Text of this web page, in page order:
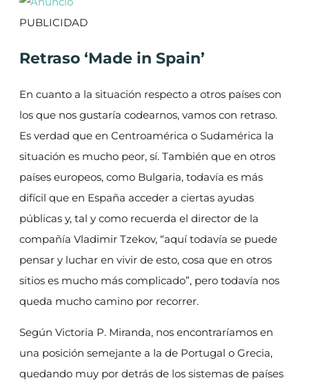
PUBLICIDAD
Retraso ‘Made in Spain’
En cuanto a la situación respecto a otros países con
los que nos gustaría codearnos, vamos con retraso.
Es verdad que en Centroamérica o Sudamérica la
situación es mucho peor, sí. También que en otros
países europeos, como Bulgaria, todavía es más
difícil que en España acceder a ciertas ayudas
públicas y, tal y como recuerda el director de la
compañía Vladimir Tzekov, “aquí todavía se puede
pensar y luchar en vivir de esto, cosa que en otros
sitios es mucho más complicado”, pero todavía nos
queda mucho camino por recorrer.
Según Victoria P. Miranda, nos encontraríamos en
una posición semejante a la de Portugal o Grecia,
quedando muy por detrás de los sistemas de países